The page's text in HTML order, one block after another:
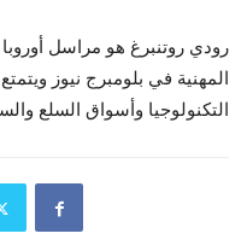
رودي روتنبرغ هو مراسل
المهنية في بلومبرج نيوز
التكنولوجيا وأسواق السلع